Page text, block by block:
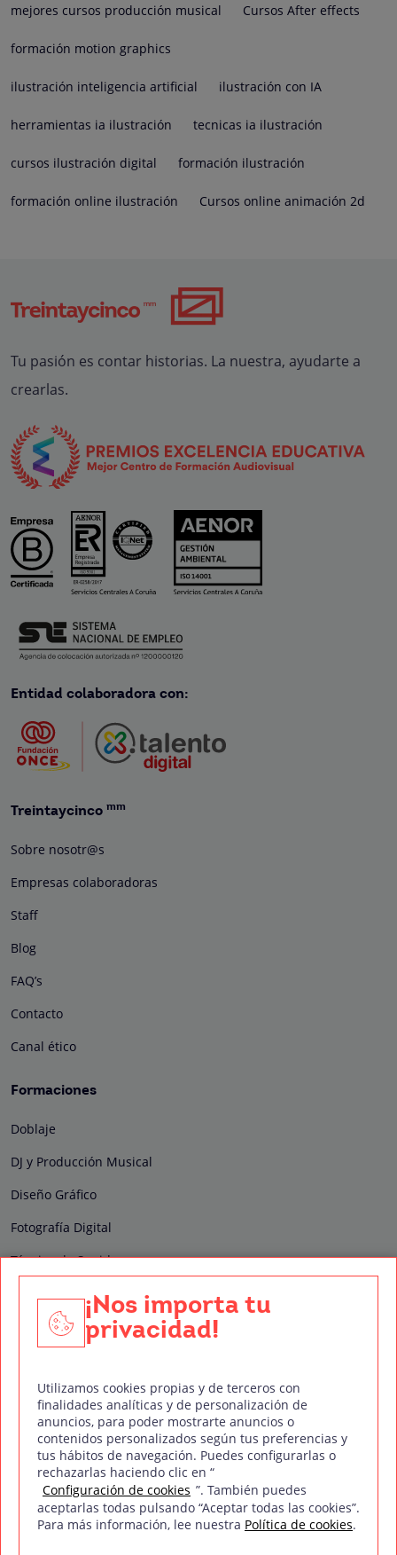
mejores cursos producción musical Cursos After effects
formación motion graphics
ilustración inteligencia artificial ilustración con IA
herramientas ia ilustración tecnicas ia ilustración
cursos ilustración digital formación ilustración
formación online ilustración Cursos online animación 2d
Tu pasión es contar historias. La nuestra, ayudarte a
crearlas.
Entidad colaboradora con:
Treintaycinco mm
Sobre nosotr@s
Empresas colaboradoras
Staff
Blog
FAQ’s
Contacto
Canal ético
Formaciones
Doblaje
DJ y Producción Musical
Diseño Gráfico
Fotografía Digital
Técnico de Sonido
Edición y Postproducción de Vídeo
Nuestros sellos de calidad
Síguenos en Redes Sociales
Política de privacidad Política de cookies
Aviso legal
¡Nos importa tu
privacidad!
Utilizamos cookies propias y de terceros con
finalidades analíticas y de personalización de
anuncios, para poder mostrarte anuncios o
contenidos personalizados según tus preferencias y
tus hábitos de navegación. Puedes configurarlas o
rechazarlas haciendo clic en “
Configuración de cookies ”. También puedes
aceptarlas todas pulsando “Aceptar todas las cookies”.
Para más información, lee nuestra Política de cookies.